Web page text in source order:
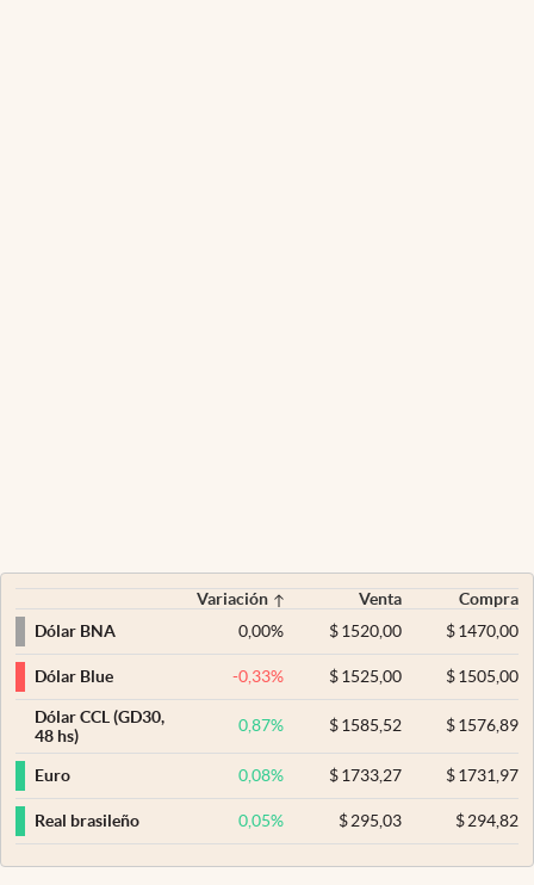
Variación Venta
Compra
Dólar BNA
0,00% $ 1520,00 $1470,00
Dólar Blue -0,33% $ 1525,00 $1505,00
Dólar CCL (GD30,
48 hs)
0,87% $ 1585,52 $1576,89
Euro 0,08% $ 1733,27 $1731,97
Real brasileño 0,05% $ 295,03 $294,82